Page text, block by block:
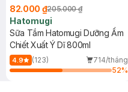
82.000 ₫205.000 ₫
Hatomugi
Sữa Tắm Hatomugi Dưỡng Ẩm
Chiết Xuất Ý Dĩ 800ml
4.9 (123)
714/tháng
52%